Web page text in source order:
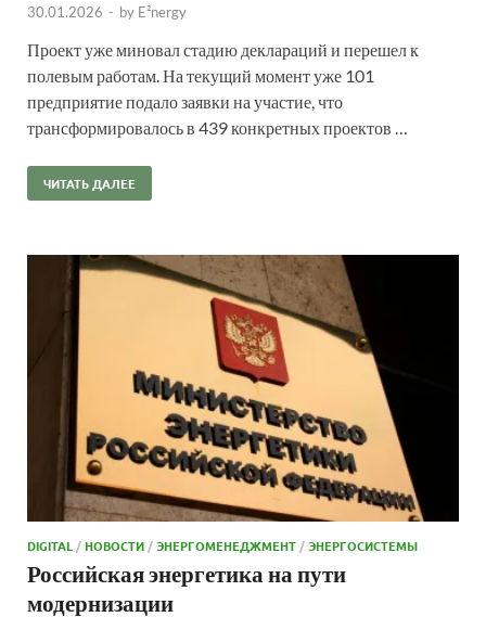
30.01.2026 - by E²nergy
Проект уже миновал стадию деклараций и перешел к
полевым работам. На текущий момент уже 101
предприятие подало заявки на участие, что
трансформировалось в 439 конкретных проектов …
ЧИТАТЬ ДАЛЕЕ
DIGITAL /НОВОСТИ /ЭНЕРГОМЕНЕДЖМЕНТ /ЭНЕРГОСИСТЕМЫ
Российская энергетика на пути
модернизации